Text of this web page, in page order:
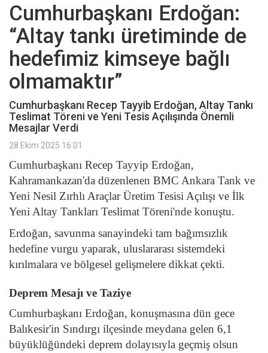
Cumhurbaşkanı Erdoğan:
“Altay tankı üretiminde de
hedefimiz kimseye bağlı
olmamaktır”
Cumhurbaşkanı Recep Tayyib Erdoğan, Altay Tankı
Teslimat Töreni ve Yeni Tesis Açılışında Önemli
Mesajlar Verdi
28 Ekim 2025 16:01
Cumhurbaşkanı Recep Tayyip Erdoğan,
Kahramankazan'da düzenlenen BMC Ankara Tank ve
Yeni Nesil Zırhlı Araçlar Üretim Tesisi Açılışı ve İlk
Yeni Altay Tankları Teslimat Töreni'nde konuştu.
Erdoğan, savunma sanayindeki tam bağımsızlık
hedefine vurgu yaparak, uluslararası sistemdeki
kırılmalara ve bölgesel gelişmelere dikkat çekti.
Deprem Mesajı ve Taziye
Cumhurbaşkanı Erdoğan, konuşmasına dün gece
Balıkesir'in Sındırgı ilçesinde meydana gelen 6,1
büyüklüğündeki deprem dolayısıyla geçmiş olsun